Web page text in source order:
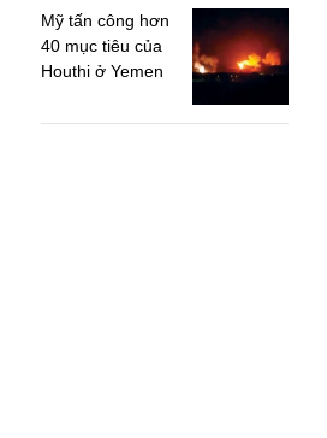
Mỹ tấn công hơn
40 mục tiêu của
Houthi ở Yemen